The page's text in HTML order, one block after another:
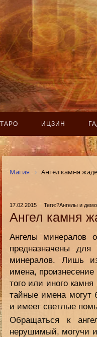
ТАРО ИЦЗИН
Магия Ангел камня
17.02.2015 Теги:?Ангелы и
Ангел камня
Ангелы минералов
предназначены
минералов. Лишь
имена,
того или иного
тайные имена могут
и имеет светлые
Обращаться к
нерушимый, могучи и